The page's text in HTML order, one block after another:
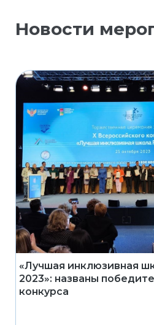
Новости
«Лучшая инклюзивная
2023»: названы
конкурса